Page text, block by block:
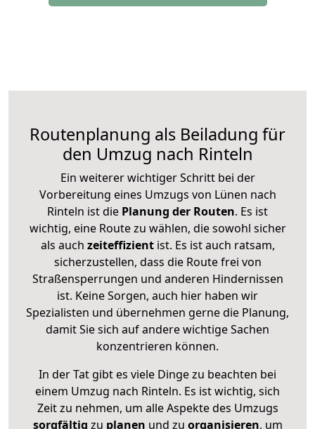
Routenplanung als Beiladung für
den Umzug nach Rinteln
Ein weiterer wichtiger Schritt bei der
Vorbereitung eines Umzugs von Lünen nach
Rinteln ist die Planung der Routen. Es ist
wichtig, eine Route zu wählen, die sowohl sicher
als auch zeiteffizientist. Es ist auch ratsam,
sicherzustellen, dass die Route frei von
Straßensperrungen und anderen Hindernissen
ist. Keine Sorgen, auch hier haben wir
Spezialisten und übernehmen gerne die Planung,
damit Sie sich auf andere wichtige Sachen
konzentrieren können.
In der Tat gibt es viele Dinge zu beachten bei
einem Umzug nach Rinteln. Es ist wichtig, sich
Zeit zu nehmen, um alle Aspekte des Umzugs
sorgfältig zu planen und zu organisieren, um